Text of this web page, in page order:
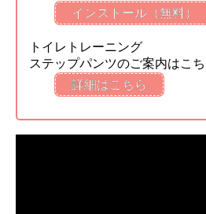
インストール（無料）
トイレトレーニング
ステップパンツのご案内はこ
詳細はこちら